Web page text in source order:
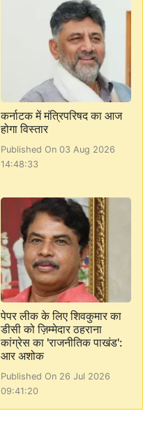
कर्नाटक में मंत्रिपरिषद का आज
होगा विस्तार
Published On 03 Aug 2026
14:48:33
पेपर लीक के लिए शिवकुमार का
डीसी को ज़िम्मेदार ठहराना
कांग्रेस का 'राजनीतिक पाखंड':
आर अशोक
Published On 26 Jul 2026
09:41:20